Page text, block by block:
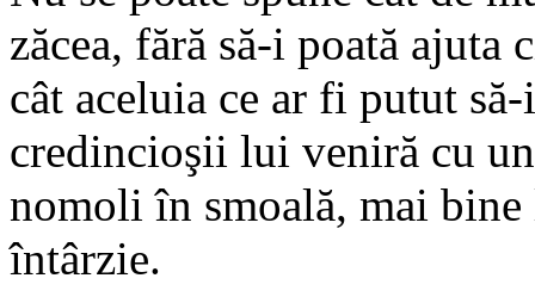
zăcea, fără să-i poată ajuta
cât aceluia ce ar fi putut
credincioşii lui veniră cu
nomoli în smoală, mai bine
întârzie.